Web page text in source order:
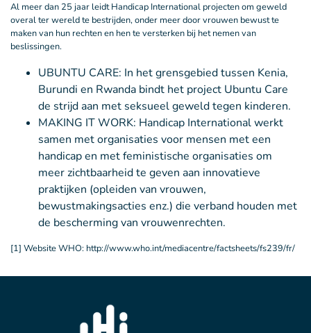
Al meer dan 25 jaar leidt Handicap International projecten om geweld
overal ter wereld te bestrijden, onder meer door vrouwen bewust te
maken van hun rechten en hen te versterken bij het nemen van
beslissingen.
UBUNTU CARE: In het grensgebied tussen Kenia,
Burundi en Rwanda bindt het project Ubuntu Care
de strijd aan met seksueel geweld tegen kinderen.
MAKING IT WORK: Handicap International werkt
samen met organisaties voor mensen met een
handicap en met feministische organisaties om
meer zichtbaarheid te geven aan innovatieve
praktijken (opleiden van vrouwen,
bewustmakingsacties enz.) die verband houden met
de bescherming van vrouwenrechten.
[1] Website WHO: http://www.who.int/mediacentre/factsheets/fs239/fr/